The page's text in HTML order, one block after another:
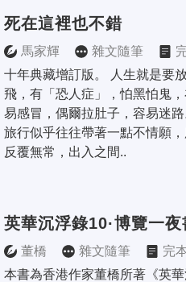
死在這裡也不錯
馬家輝 雜文隨筆
十年典藏增訂版。 人生就是要
飛，有「恐人症」，怕黑怕鬼
易感冒，偶爾拉肚子，容易迷
旅行似乎往往帶著一點不情願
反覆無常，出入之間..
英華沉浮錄10·博覽一夜
董橋 雜文隨筆
完
本書為香港作家董橋所著《英